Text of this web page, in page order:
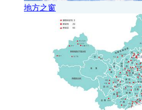
地方之窗